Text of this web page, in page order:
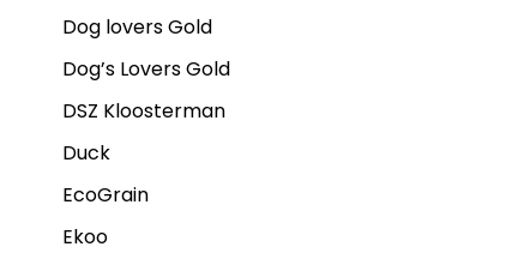
Dog lovers Gold
Dog’s Lovers Gold
DSZ Kloosterman
Duck
EcoGrain
Ekoo